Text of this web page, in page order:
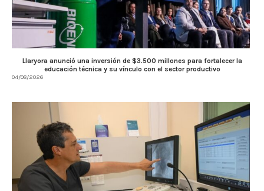
Llaryora anunció una inversión de $3.500 millones para fortalecer la
educación técnica y su vínculo con el sector productivo
04/08/2026